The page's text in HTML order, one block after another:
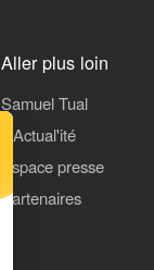
Aller plus loin
Samuel Tual
L'Actual'ité
Espace presse
Partenaires